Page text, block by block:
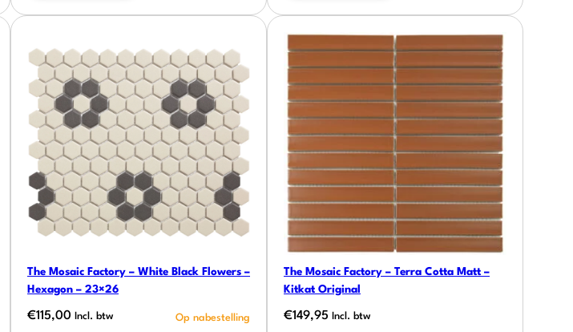
The Mosaic Factory – White Black Flowers –
Hexagon – 23×26
€115,00 Incl. btw
The Mosaic Factory – Terra Cotta Matt –
Kitkat Original
€149,95 Incl. btw